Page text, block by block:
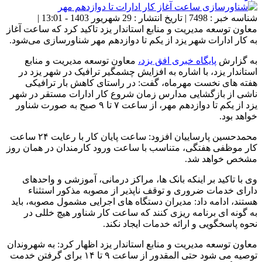
شناسه خبر : 7498 | تاریخ انتشار : 29 شهریور 1403 - 13:01 |
معاون توسعه مدیریت و منابع استاندار یزد تاکید کرد که ساعت آغاز
به کار ادارات شهر یزد از یکم تا دوازدهم مهر شناورسازی می‌شود.
به گزارش پایگاه خبری افق یزد، معاون توسعه مدیریت و منابع
استاندار یزد، با اشاره به افزایش چشمگیر ترافیک در شهر یزد در
هفته های نخست مهرماه، گفت: در راستای کاهش بار ترافیکی
ناشی از بازگشایی مدارس زمان شروع کار ادارات مستقر در شهر
یزد از یکم تا دوازدهم مهر، از ساعت ۷ تا ۹ صبح به صورت شناور
خواهد بود.
محمدحسین پارساییان افزود: ساعت پایان کار با رعایت ۲۴ ساعت
کار موظفی هفتگی، متناسب با ساعت ورود کارمندان در همان روز
مشخص خواهد شد.
وی با تاکید بر اینکه بانک ها، مراکز درمانی، آموزشی و واحدهای
دارای خدمات ضروری و توقف ناپذیر از مصوبه مذکور استثناء
هستند، ادامه داد: مدیران دستگاه های اجرایی مشمول مصوبه، باید
به گونه ای برنامه ریزی کنند که ساعت کار شناور هیچ خللی در
نحوه پاسخگویی و ارائه خدمات ایجاد نکند.
معاون توسعه مدیریت و منابع استاندار یزد اظهار کرد: به شهروندان
توصیه می شود حتی المقدور از ساعت ۹ تا ۱۴ برای گرفتن خدمت